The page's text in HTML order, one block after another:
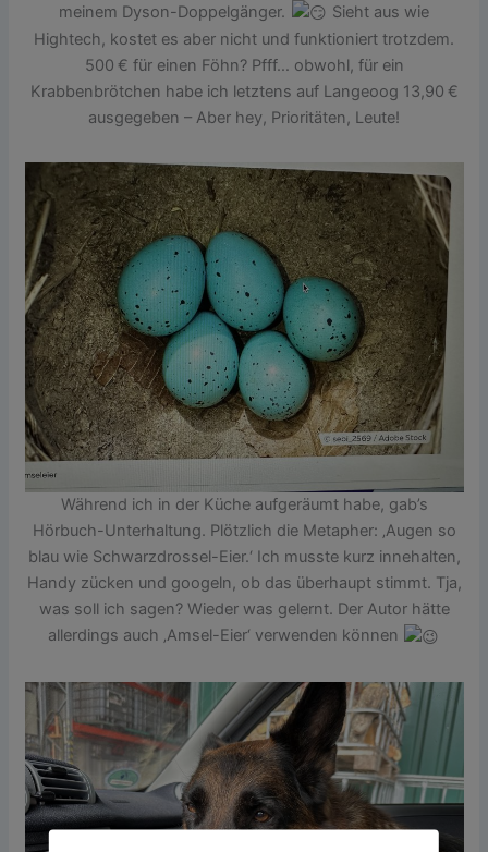
meinem Dyson-Doppelgänger.
Sieht aus wie
Hightech, kostet es aber nicht und funktioniert trotzdem.
500 € für einen Föhn? Pfff… obwohl, für ein
Krabbenbrötchen habe ich letztens auf Langeoog 13,90 €
ausgegeben – Aber hey, Prioritäten, Leute!
Während ich in der Küche aufgeräumt habe, gab’s
Hörbuch-Unterhaltung. Plötzlich die Metapher: ‚Augen so
blau wie Schwarzdrossel-Eier.‘ Ich musste kurz innehalten,
Handy zücken und googeln, ob das überhaupt stimmt. Tja,
was soll ich sagen? Wieder was gelernt. Der Autor hätte
allerdings auch ‚Amsel-Eier‘ verwenden können